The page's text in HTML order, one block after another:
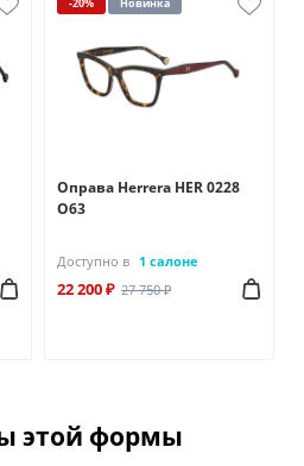
Оправа Herrera HER 0228
О63
Доступно в 1 салоне
22 200 ₽ 27 750 ₽
этой формы